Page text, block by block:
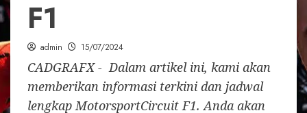
F1
admin 15/07/2024
CADGRAFX - Dalam artikel ini, kami akan
memberikan informasi terkini dan jadwal
lengkap MotorsportCircuit F1. Anda akan